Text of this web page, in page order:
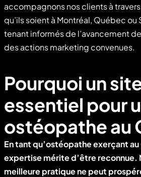
accompagnons nos clients à
qu’ils soient à Montréal, Québec ou
tenant informés de l’avancement
des actions marketing convenues.
Pourquoi un
essentiel pour
ostéopathe au
En tant qu’ostéopathe exerçant
expertise mérite d’être reconnue.
meilleure pratique ne peut